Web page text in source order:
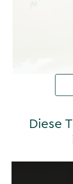
Diese